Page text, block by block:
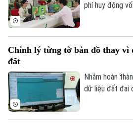
phí huy động
Chỉnh lý từng tờ bản đồ thay vì
đất
Nhằm hoàn
dữ liệu đất đai